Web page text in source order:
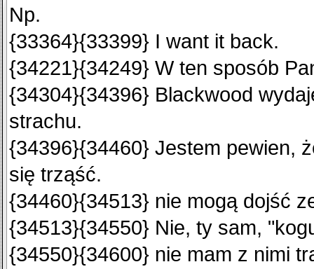
Np.
{33364}{33399} I want it back.
{34221}{34249} W ten sposób
{34304}{34396} Blackwood
strachu.
{34396}{34460} Jestem pewien,
się trząść.
{34460}{34513} nie mogą dojść
{34513}{34550} Nie, ty sam,
{34550}{34600} nie mam z nimi